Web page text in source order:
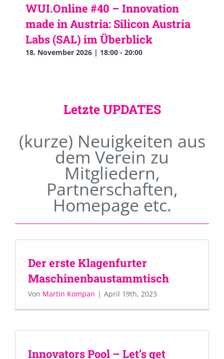
WUI.Online #40 – Innovation
made in Austria: Silicon Austria
Labs (SAL) im Überblick
18. November 2026 | 18:00 - 20:00
Letzte UPDATES
(kurze) Neuigkeiten aus
dem Verein zu
Mitgliedern,
Partnerschaften,
Homepage etc.
Der erste Klagenfurter
Maschinenbaustammtisch
Von Martin Kompan | April 19th, 2023
Innovators Pool – Let’s get